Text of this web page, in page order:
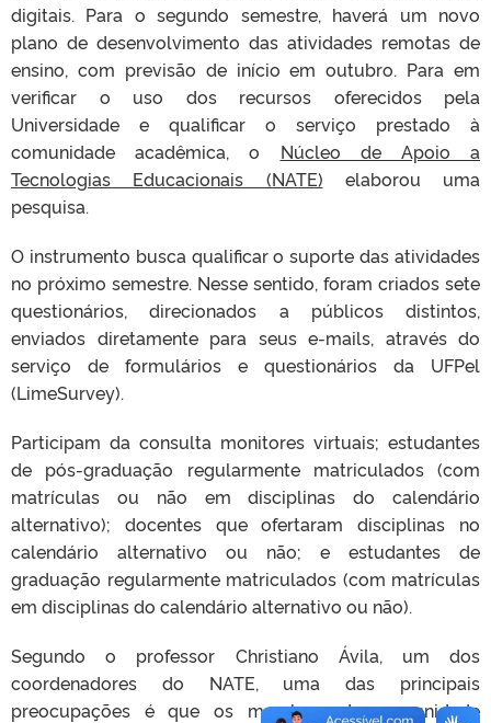
digitais. Para o segundo semestre, haverá um novo
plano de desenvolvimento das atividades remotas de
ensino, com previsão de início em outubro. Para em
verificar o uso dos recursos oferecidos pela
Universidade e qualificar o serviço prestado à
comunidade acadêmica, o Núcleo de Apoio a
Tecnologias Educacionais (NATE) elaborou uma
pesquisa.
O instrumento busca qualificar o suporte das atividades
no próximo semestre. Nesse sentido, foram criados sete
questionários, direcionados a públicos distintos,
enviados diretamente para seus e-mails, através do
serviço de formulários e questionários da UFPel
(LimeSurvey).
Participam da consulta monitores virtuais; estudantes
de pós-graduação regularmente matriculados (com
matrículas ou não em disciplinas do calendário
alternativo); docentes que ofertaram disciplinas no
calendário alternativo ou não; e estudantes de
graduação regularmente matriculados (com matrículas
em disciplinas do calendário alternativo ou não).
Segundo o professor Christiano Ávila, um dos
coordenadores do NATE, uma das principais
preocupações é que os membros da comunidade